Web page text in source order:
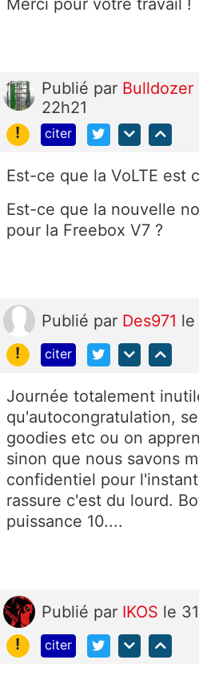
Publié par Bulldozer
22h21
!
citer
Est-ce que la VoLTE est
Est-ce que la nouvelle
pour la Freebox V7 ?
Publié par Des971 le
!
citer
Journée totalement
qu'autocongratulation,
goodies etc ou on
sinon que nous savons
confidentiel pour
rassure c'est du lourd.
puissance 10....
Publié par IKOS le
!
citer